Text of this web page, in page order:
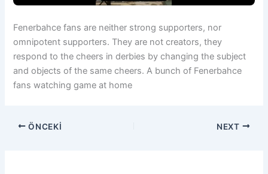
Fenerbahce fans are neither strong supporters, nor
omnipotent supporters. They are not creators, they
respond to the cheers in derbies by changing the subject
and objects of the same cheers. A bunch of Fenerbahce
fans watching game at home
ÖNCEKI NEXT